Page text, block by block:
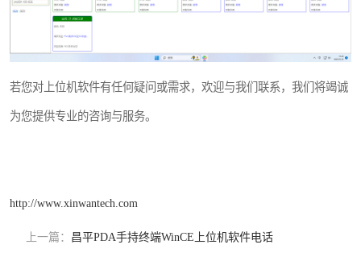
若您对上位机软件有任何疑问或需求，欢迎与我们联系，我们将竭诚
为您提供专业的咨询与服务。
http://www.xinwantech.com
上一篇： 昌平PDA手持终端WinCE上位机软件电话